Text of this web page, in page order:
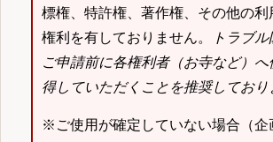
標権、特許権、著作権、その他の利
権利を有しておりません。
トラブル
ご申請前に各権利者（お寺など）
得していただくことを推奨しており
※ご使用が確定していない場合（企